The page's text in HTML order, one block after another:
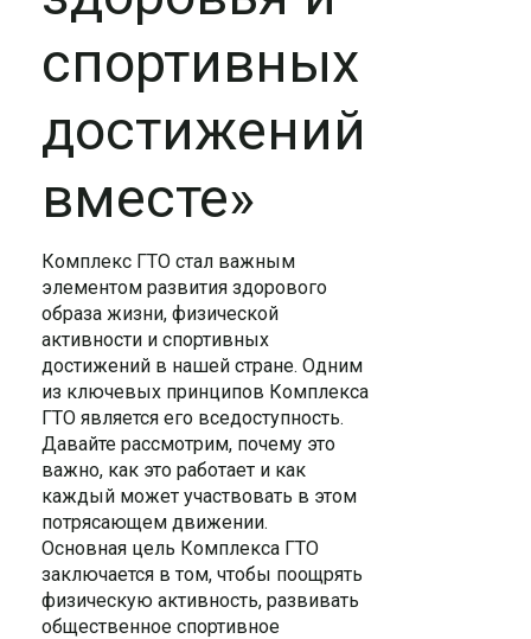
спортивных
достижений
вместе»
Комплекс ГТО стал важным
элементом развития здорового
образа жизни, физической
активности и спортивных
достижений в нашей стране. Одним
из ключевых принципов Комплекса
ГТО является его вседоступность.
Давайте рассмотрим, почему это
важно, как это работает и как
каждый может участвовать в этом
потрясающем движении.
Основная цель Комплекса ГТО
заключается в том, чтобы поощрять
физическую активность, развивать
общественное спортивное